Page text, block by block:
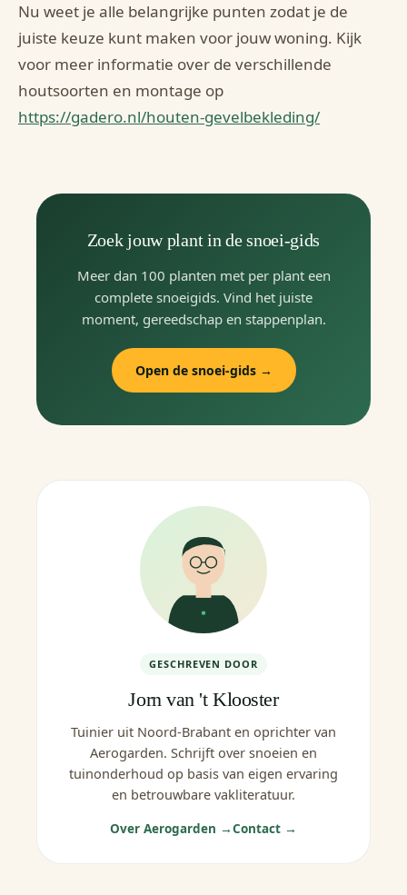
Nu weet je alle belangrijke punten zodat je de
juiste keuze kunt maken voor jouw woning. Kijk
voor meer informatie over de verschillende
houtsoorten en montage op
https://gadero.nl/houten-gevelbekleding/
Zoek jouw plant in de snoei-gids
Meer dan 100 planten met per plant een
complete snoeigids. Vind het juiste
moment, gereedschap en stappenplan.
Open de snoei-gids →
GESCHREVEN DOOR
Jorn van 't Klooster
Tuinier uit Noord-Brabant en oprichter van
Aerogarden. Schrijft over snoeien en
tuinonderhoud op basis van eigen ervaring
en betrouwbare vakliteratuur.
Over Aerogarden →Contact →